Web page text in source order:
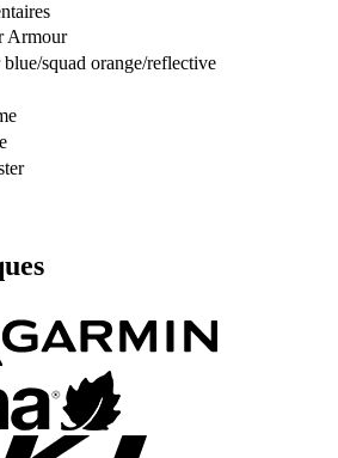
Armour
blue/squad orange/reflective